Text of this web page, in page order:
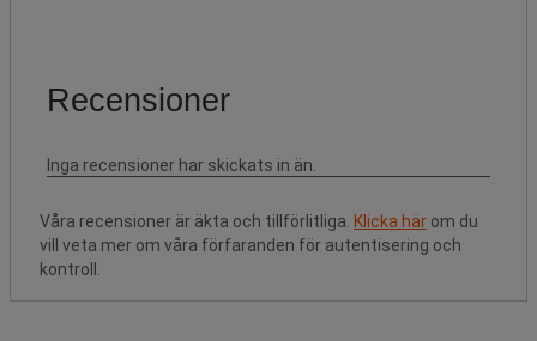
Våra recensioner är äkta och tillförlitliga. Klicka här om du
vill veta mer om våra förfaranden för autentisering och
kontroll.